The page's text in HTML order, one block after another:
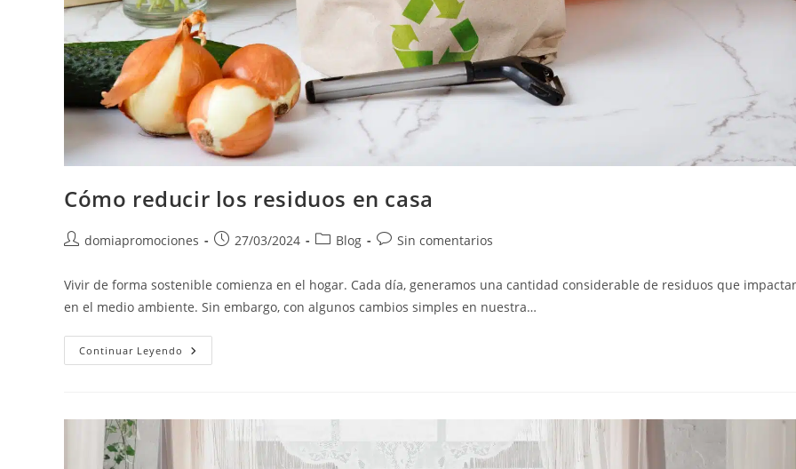
Cómo reducir los residuos en casa
domiapromociones 27/03/2024 Blog Sin comentarios
Vivir de forma sostenible comienza en el hogar. Cada día, generamos una cantidad considerable de residuos que
en el medio ambiente. Sin embargo, con algunos cambios simples en nuestra…
Continuar Leyendo